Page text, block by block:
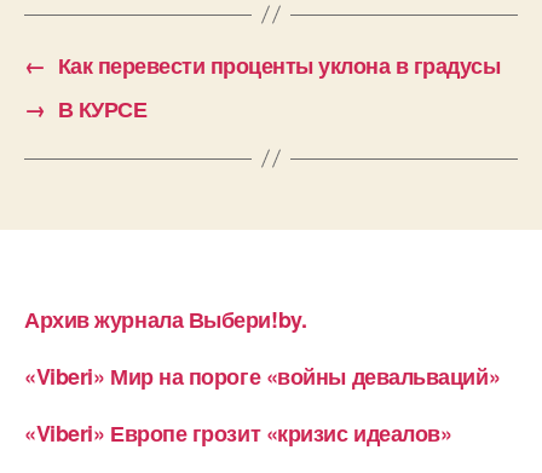
← Как перевести проценты уклона в градусы
→ В КУРСЕ
Архив журнала Выбери!by.
«Viberi» Мир на пороге «войны девальваций»
«Viberi» Европе грозит «кризис идеалов»